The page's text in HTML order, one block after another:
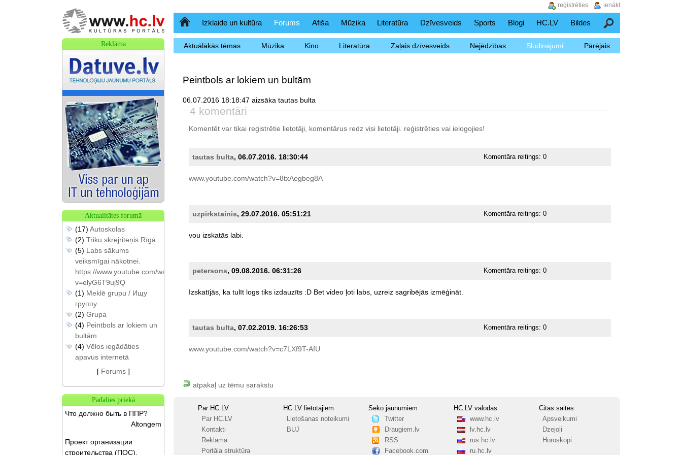
SākumlapaIzklaide un kultūra Forums Afiša Mūzika Literatūra Dzīvesveids Sports Blogi HC.LV Bildes Meklēšana
Aktuālākās tēmas Mūzika Kino Literatūra Zaļais dzīvesveids Nejēdzības Sludinājumi Pārējais
Peintbols ar lokiem un bultām
06.07.2016 18:18:47 aizsāka tautas bulta
4 komentāri
Komentēt var tikai reģistrētie lietotāji, komentārus redz visi lietotāji. reģistrētiesvai ielogojies!
tautas bulta, 06.07.2016. 18:30:44 Komentāra reitings:0
www.youtube.com/watch?v=8txAegbeg8A
uzpirkstainis, 29.07.2016. 05:51:21 Komentāra reitings:0
vou izskatās labi.
petersons, 09.08.2016. 06:31:26 Komentāra reitings:0
Izskatījās, ka tulīt logs tiks izdauzīts :D Bet video ļoti labs, uzreiz sagribējās izmēģināt.
tautas bulta, 07.02.2019. 16:26:53 Komentāra reitings:0
www.youtube.com/watch?v=c7LXf9T-AfU
atpakaļ uz tēmu sarakstu
Par HC.LV
Par HC.LV
Kontakti
Reklāma
Portāla struktūra
HC.LV lietotājiem
Lietošanas noteikumi
BUJ
Seko jaunumiem
Twitter
Draugiem.lv
RSS
Facebook.com
HC.LV valodas
www.hc.lv
lv.hc.lv
rus.hc.lv
ru.hc.lv
Citas saites
Apsveikumi
Dzejoļi
Horoskopi
Reklāma
Aktualitātes forumā
(17) Autoskolas
(2) Triku skrejriteņis Rīgā
(5) Labs sākums
veiksmīgai nākotnei.
https://www.youtube.com/watch?
v=elyG6T9uj9Q
(1) Meklē grupu / Ищу
группу
(2) Grupa
(4) Peintbols ar lokiem un
bultām
(4) Vēlos iegādāties
apavus internetā
[ Forums]
Padalies priekā
Что должно быть в ППР?
Altongem
Проект организации
строительства (ПОС).
ienākt
reģistrēties